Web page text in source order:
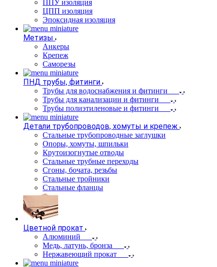
ППУ изоляция
ЦПП изоляция
Эпоксидная изоляция
Метизы
Анкеры
Крепеж
Саморезы
ПНД трубы, фитинги
Трубы для водоснабжения и фитинги
Трубы для канализации и фитинги
Трубы полиэтиленовые и фитинги
Детали трубопроводов, хомуты и крепеж
Стальные трубопроводные заглушки
Опоры, хомуты, шпильки
Крутоизогнутые отводы
Стальные трубные переходы
Сгоны, бочата, резьбы
Стальные тройники
Стальные фланцы
Цветной прокат
Алюминий
Медь, латунь, бронза
Нержавеющий прокат